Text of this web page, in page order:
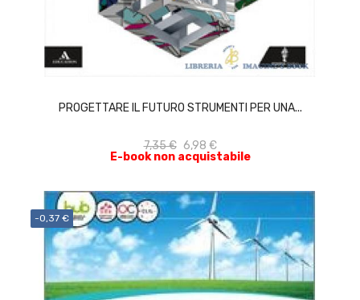
PROGETTARE IL FUTURO STRUMENTI PER UNA...
7,35 € 6,98 €
E-book non acquistabile
ACQUISTA
-0,37 €